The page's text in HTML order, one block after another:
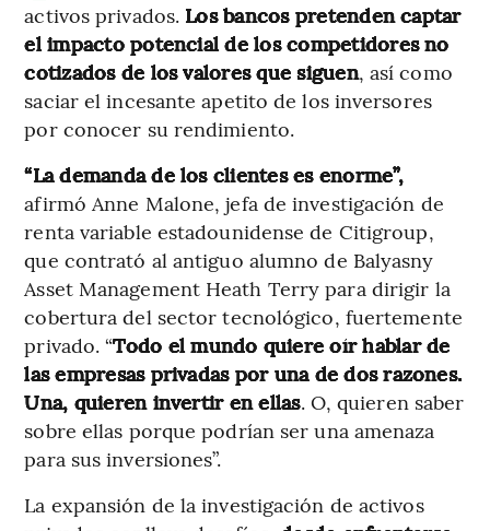
activos privados. Los bancos pretenden captar
el impacto potencial de los competidores no
cotizados de los valores que siguen, así como
saciar el incesante apetito de los inversores
por conocer su rendimiento.
“La demanda de los clientes es enorme”,
afirmó Anne Malone, jefa de investigación de
renta variable estadounidense de Citigroup,
que contrató al antiguo alumno de Balyasny
Asset Management Heath Terry para dirigir la
cobertura del sector tecnológico, fuertemente
privado. “Todo el mundo quiere oír hablar de
las empresas privadas por una de dos razones.
Una, quieren invertir en ellas. O, quieren saber
sobre ellas porque podrían ser una amenaza
para sus inversiones”.
La expansión de la investigación de activos